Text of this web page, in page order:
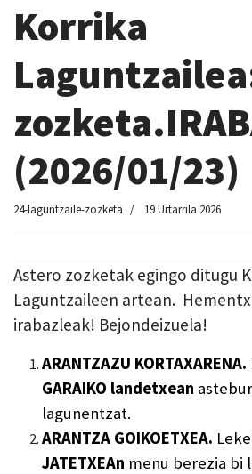
Korrika
(2026/01/23)
24-laguntzaile-zozketa 19 Urtarrila 2026
Astero zozketak egingo ditugu
Laguntzaileen artean.
irabazleak! Bejondeizuela!
ARANTZAZU KORTAXARENA.
GARAIKO landetxean
lagunentzat.
ARANTZA GOIKOETXEA.
JATETXEAn menu berezia bi